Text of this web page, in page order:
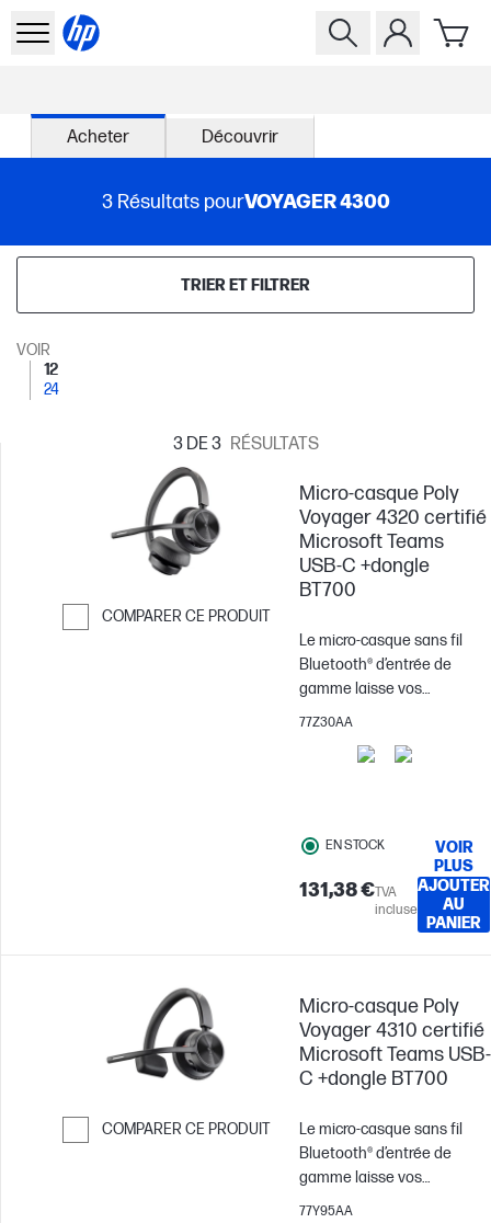
Acheter Découvrir
3 Résultats pourVOYAGER 4300
TRIER ET FILTRER
VOIR
12
24
3DE 3 RÉSULTATS
COMPARER CE PRODUIT
Micro-casque Poly
Voyager 4320 certifié
Microsoft Teams
USB-C +dongle
BT700
Le micro-casque sans fil
Bluetooth® d’entrée de
gamme laisse vos
collaborateurs libres de
Découvrez la gamme
vos équipes ont besoin
pour rester productives et
se connecter à tous leurs
appareils, à la maison ou au
77Z30AA
EN STOCK
131,38 €TVA
incluse
VOIR
PLUS
AJOUTER
AU
PANIER
COMPARER CE PRODUIT
Micro-casque Poly
Voyager 4310 certifié
Microsoft Teams USB-
C +dongle BT700
Le micro-casque sans fil
Bluetooth® d’entrée de
gamme laisse vos
collaborateurs libres de
77Y95AA